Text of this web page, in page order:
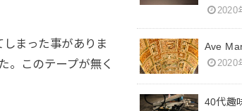
まった事がありま
。このテープが無く
2020
Ave
2020
40代趣